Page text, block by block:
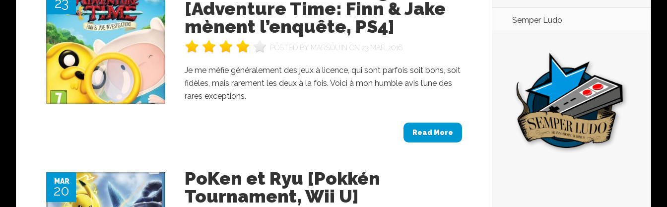
[Adventure Time: Finn & Jake
mènent l’enquête, PS4]
POSTED BY MARSOUIN ON 23 MAR, 2016
Je me méfie généralement des jeux à licence, qui sont parfois soit bons, soit
fidèles, mais rarement les deux à la fois. Voici à mon humble avis l’une des
rares exceptions.
Read More
MAR
20
PoKen et Ryu [Pokkén
Tournament, Wii U]
Semper Ludo